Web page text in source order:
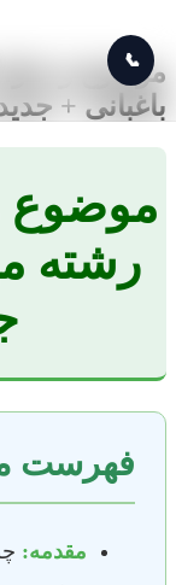
📞
موضوع و
باغبانی +
موضوع
رشته
فهرست
مقدمه: